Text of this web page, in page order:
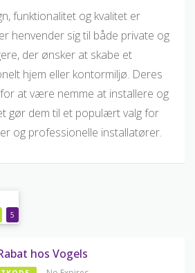
funktionalitet og kvalitet er
henvender sig til både private og
der ønsker at skabe et
hjem eller kontormiljø. Deres
at være nemme at installere og
gør dem til et populært valg for
og professionelle installatører.
5
hos Vogels